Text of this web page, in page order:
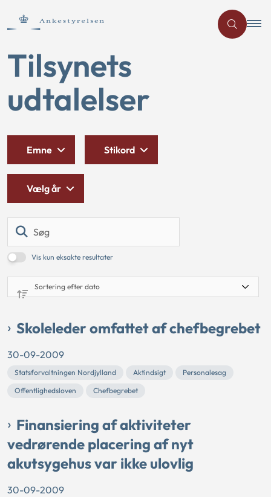
Tilsynets
udtalelser
Vis kun eksakte resultater
Emne Stikord
Vælg år
Skoleleder omfattet af chefbegrebet
30-09-2009
Statsforvaltningen Nordjylland Aktindsigt
Personalesag
Offentlighedsloven
Chefbegrebet
Finansiering af aktiviteter
vedrørende placering af nyt
akutsygehus var ikke ulovlig
30-09-2009